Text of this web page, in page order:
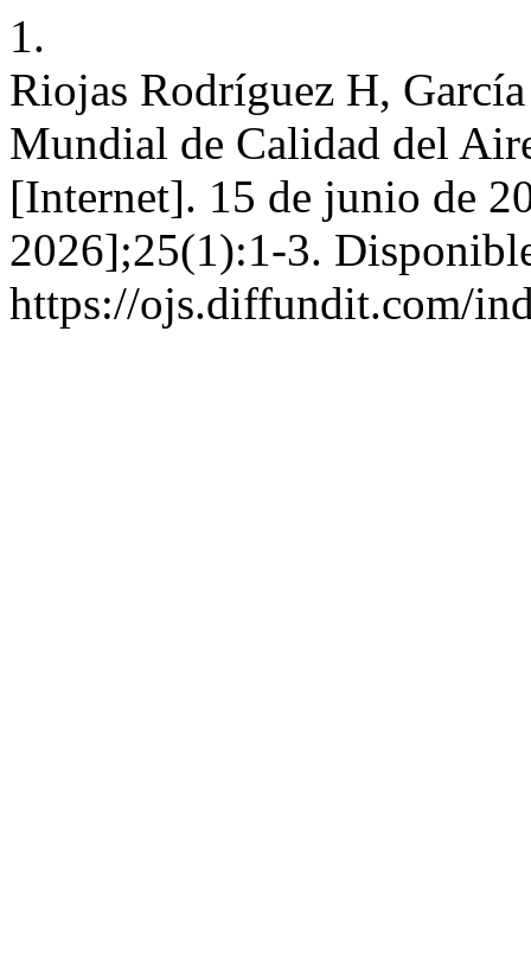
1.
Riojas Rodríguez H,
Mundial de Calidad del
[Internet]. 15 de junio de
2026];25(1):1-3.
https://ojs.diffundit.com/